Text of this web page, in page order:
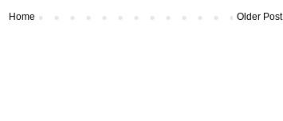
Older Post
Home